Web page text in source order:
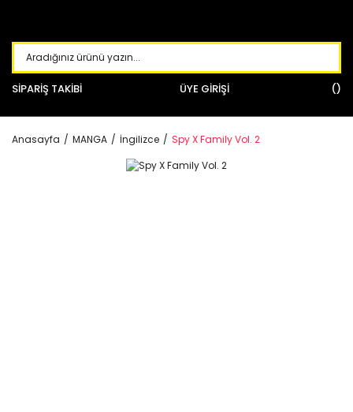
SİPARİŞ TAKİBİ ÜYE GİRİŞİ
Anasayfa MANGA İngilizce Spy X Family Vol. 2